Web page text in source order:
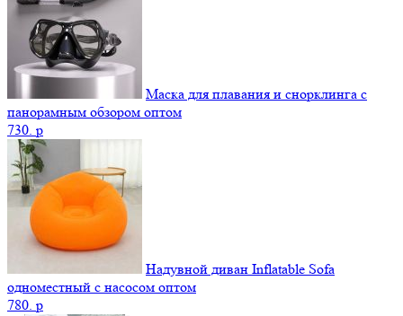
Маска для плавания и снорклинга с
панорамным обзором оптом
730. p
Надувной диван Inflatable Sofa
одноместный с насосом оптом
780. p